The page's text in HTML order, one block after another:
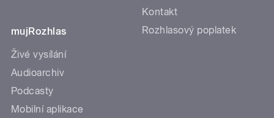
mujRozhlas
Živé vysílání
Audioarchiv
Podcasty
Mobilní aplikace
Kontakt
Rozhlasový poplatek